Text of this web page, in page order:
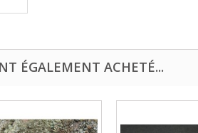
ÉGALEMENT ACHETÉ...